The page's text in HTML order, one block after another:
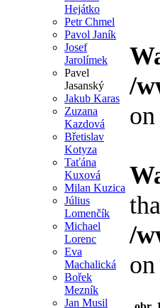
Hejátko
Petr Chmel
Pavol Janík
Josef
Jarolímek
Pavel
Jasanský
Jakub Karas
Zuzana
Kazdová
Břetislav
Kotyza
Taťána
Kuxová
Milan Kuzica
Július
Lomenčík
Michael
Lorenc
Eva
Machalická
Bořek
Mezník
Jan Musil
/
/